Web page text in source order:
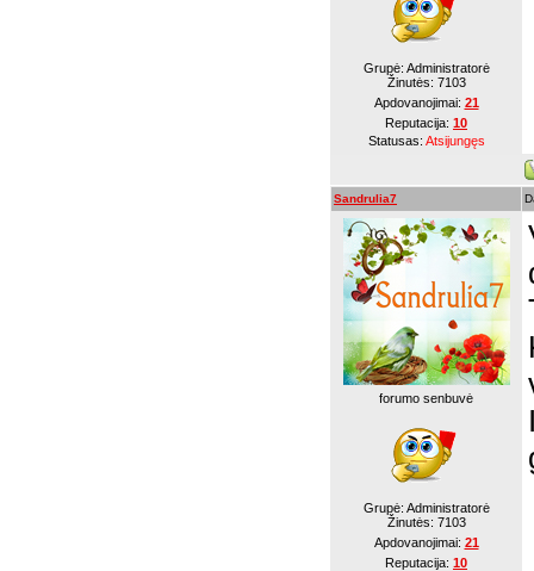
Grupė: Administratorė
Žinutės: 7103
Apdovanojimai: 21
Reputacija: 10
Statusas: Atsijungęs
Sandrulia7
forumo senbuvė
Grupė: Administratorė
Žinutės: 7103
Apdovanojimai: 21
Reputacija: 10